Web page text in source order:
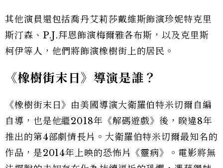
其他演員還包括喬丹艾莉莎戴維斯飾演珍妮特克里
斯汀森、P.J.拜恩飾演梅爾雅各布斯，以及克里斯
柯伊等人，他們將飾演橡樹街上的居民。
《橡樹街末日》導演是誰？
《橡樹街末日》由美國導演大衛羅伯特米切爾自編
自導，也是他繼2018年《解碼遊戲》後，睽違8年
推出的第4部劇情長片。大衛羅伯特米切爾最知名的
作品，是2014年上映的恐怖片《靈病》。電影將無